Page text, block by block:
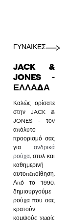
ΓΥΝΑΙΚΕΣ
JACK &
JONES -
ΕΛΛΆΔΑ
Καλώς ορίσατε
στην JACK &
JONES - τον
απόλυτο
προορισμό σας
για ανδρικά
ρούχα, στυλ και
καθημερινή
αυτοπεποίθηση.
Από το 1990,
δημιουργούμε
ρούχα που σας
κρατούν
κομψούς χωρίς